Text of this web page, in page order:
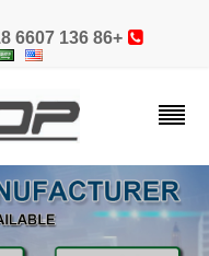
+86 136 6607 9418